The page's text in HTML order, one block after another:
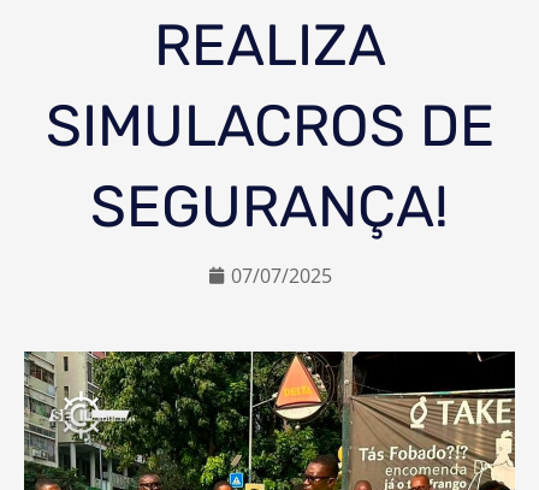
REALIZA
SIMULACROS DE
SEGURANÇA!
07/07/2025